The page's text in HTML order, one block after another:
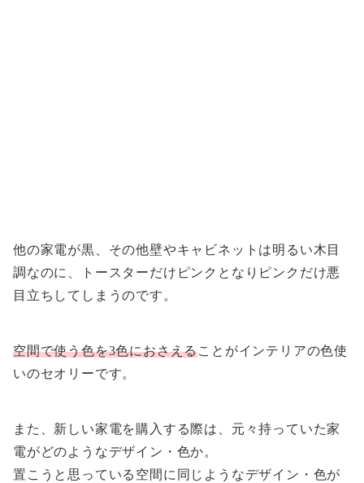
他の家電が黒、その他壁やキャビネットは明るい木目
調なのに、トースターだけピンクとなりピンクだけ悪
目立ちしてしまうのです。
空間で使う色を3色におさえることがインテリアの色使
いのセオリーです。
また、新しい家電を購入する際は、元々持っていた家
電がどのようなデザイン・色か。
置こうと思っている空間に同じようなデザイン・色が